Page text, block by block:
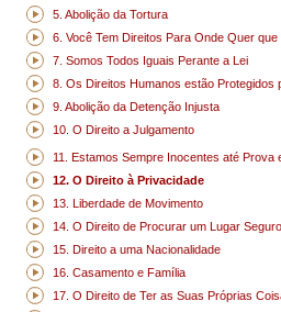
5. Abolição da Tortura
6. Você Tem Direitos Para Onde Quer que
7. Somos Todos Iguais Perante a Lei
8. Os Direitos Humanos estão Protegidos
9. Abolição da Detenção Injusta
10. O Direito a Julgamento
11. Estamos Sempre Inocentes até Prova
12. O Direito à Privacidade
13. Liberdade de Movimento
14. O Direito de Procurar um Lugar
15. Direito a uma Nacionalidade
16. Casamento e Família
17. O Direito de Ter as Suas Próprias